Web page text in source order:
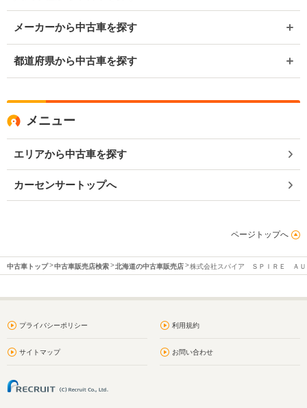
メーカーから中古車を探す
都道府県から中古車を探す
メニュー
エリアから中古車を探す
カーセンサートップへ
ページトップへ
中古車トップ 中古車販売店検索 北海道の中古車販売店 株式会社スパイア ＳＰＩＲＥ Ａ
プライバシーポリシー 利用規約
サイトマップ お問い合わせ